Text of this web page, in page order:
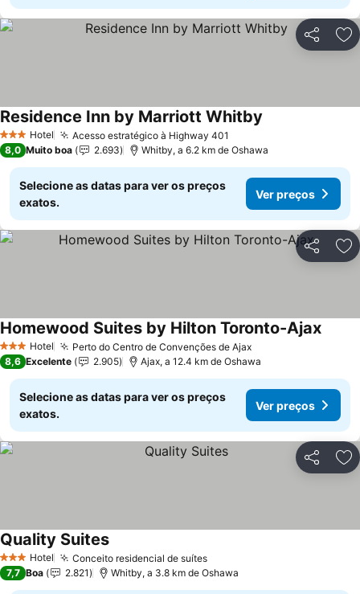
Partilhar
3 EstrelasHotel Acesso estratégico à Highway 401
Residence Inn by Marriott Whitby
8,0 Muito boa 2.693 Whitby, a 6.2 km de Oshawa
Selecione as datas para ver os preços
exatos.
Ver preços
Partilhar
3 EstrelasHotel Perto do Centro de Convenções de Ajax
Homewood Suites by Hilton Toronto-Ajax
8,6 Excelente 2.905 Ajax, a 12.4 km de Oshawa
Selecione as datas para ver os preços
exatos.
Ver preços
Partilhar
3 EstrelasHotel Conceito residencial de suítes
Quality Suites
7,7 Boa 2.821 Whitby, a 3.8 km de Oshawa